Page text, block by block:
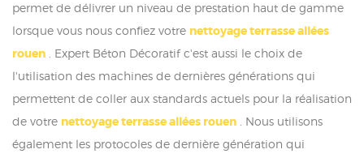
permet de délivrer un niveau de prestation haut de gamme
lorsque vous nous confiez votre nettoyage terrasse allées
rouen . Expert Béton Décoratif c'est aussi le choix de
l'utilisation des machines de dernières générations qui
permettent de coller aux standards actuels pour la réalisation
de votre nettoyage terrasse allées rouen . Nous utilisons
également les protocoles de dernière génération qui